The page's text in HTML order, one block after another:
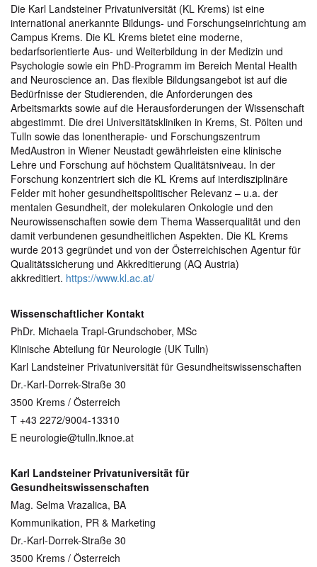
Die Karl Landsteiner Privatuniversität (KL Krems) ist eine
international anerkannte Bildungs- und Forschungseinrichtung am
Campus Krems. Die KL Krems bietet eine moderne,
bedarfsorientierte Aus- und Weiterbildung in der Medizin und
Psychologie sowie ein PhD-Programm im Bereich Mental Health
and Neuroscience an. Das flexible Bildungsangebot ist auf die
Bedürfnisse der Studierenden, die Anforderungen des
Arbeitsmarkts sowie auf die Herausforderungen der Wissenschaft
abgestimmt. Die drei Universitätskliniken in Krems, St. Pölten und
Tulln sowie das Ionentherapie- und Forschungszentrum
MedAustron in Wiener Neustadt gewährleisten eine klinische
Lehre und Forschung auf höchstem Qualitätsniveau. In der
Forschung konzentriert sich die KL Krems auf interdisziplinäre
Felder mit hoher gesundheitspolitischer Relevanz – u.a. der
mentalen Gesundheit, der molekularen Onkologie und den
Neurowissenschaften sowie dem Thema Wasserqualität und den
damit verbundenen gesundheitlichen Aspekten. Die KL Krems
wurde 2013 gegründet und von der Österreichischen Agentur für
Qualitätssicherung und Akkreditierung (AQ Austria)
akkreditiert. https://www.kl.ac.at/
Wissenschaftlicher Kontakt
PhDr. Michaela Trapl-Grundschober, MSc
Klinische Abteilung für Neurologie (UK Tulln)
Karl Landsteiner Privatuniversität für Gesundheitswissenschaften
Dr.-Karl-Dorrek-Straße 30
3500 Krems / Österreich
T +43 2272/9004-13310
E neurologie@tulln.lknoe.at
Karl Landsteiner Privatuniversität für
Gesundheitswissenschaften
Mag. Selma Vrazalica, BA
Kommunikation, PR & Marketing
Dr.-Karl-Dorrek-Straße 30
3500 Krems / Österreich